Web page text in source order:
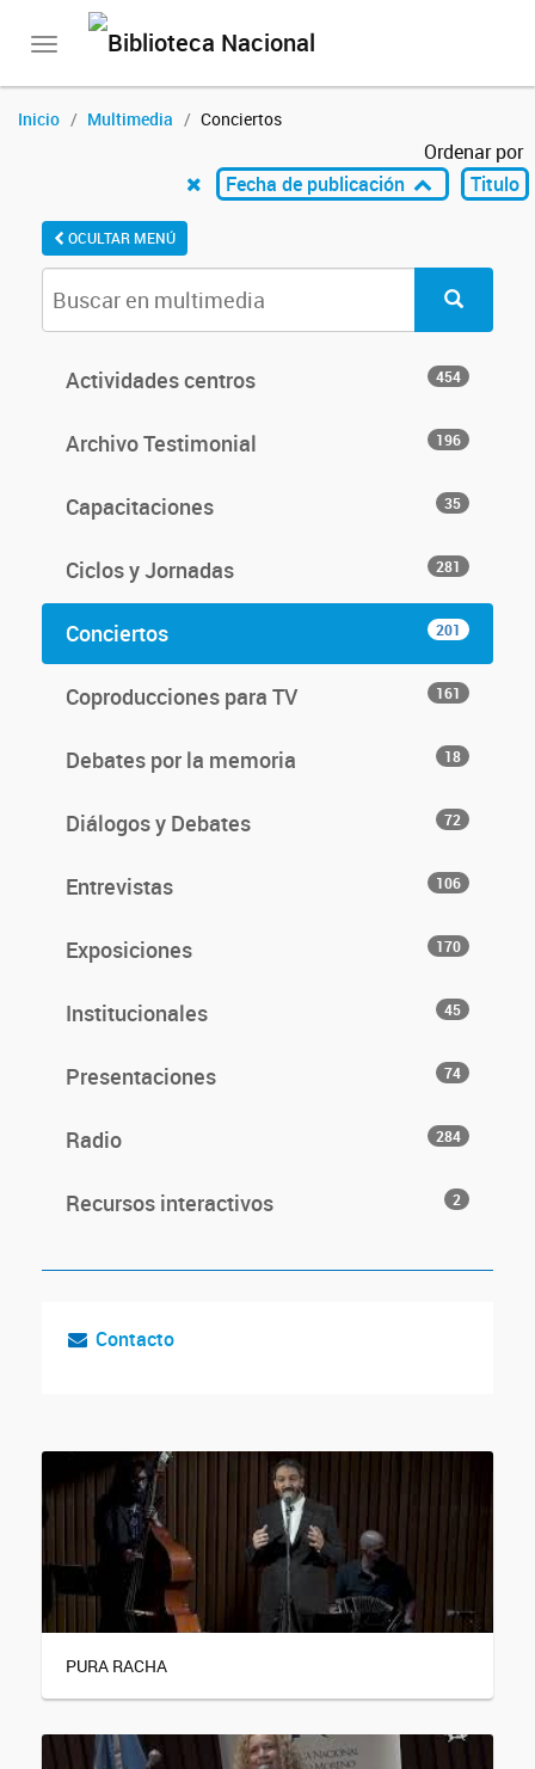
Toggle
Inicio Multimedia Conciertos
Ordenar por
Fecha de publicación
Titulo
OCULTAR MENÚ
Actividades centros 454
Archivo Testimonial 196
Capacitaciones 35
Ciclos y Jornadas 281
Conciertos 201
Coproducciones para TV 161
Debates por la memoria 18
Diálogos y Debates 72
Entrevistas 106
Exposiciones 170
Institucionales 45
Presentaciones 74
Radio 284
Recursos interactivos 2
Contacto
PURA RACHA